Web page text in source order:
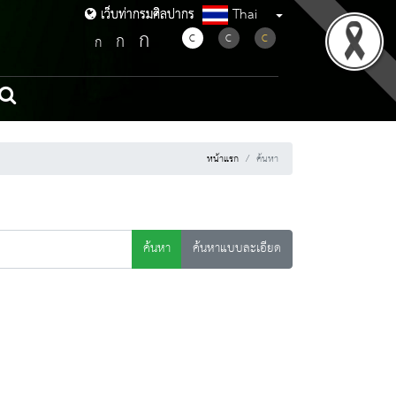
เว็บท่ากรมศิลปากร
เว็บท่ากรมศิลปากร Thai
ก ก ก C C C
หน้าแรก ค้นหา
ค้นหา
ค้นหาแบบละเอียด